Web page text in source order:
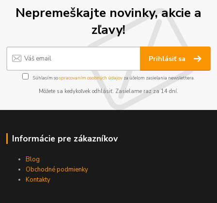
Nepremeškajte novinky, akcie a
zľavy!
Prihlásiť sa
Súhlasím sospracovaním osobných údajov za účelom zasielania newslettera.
Môžete sa kedykoľvek odhlásiť. Zasielame raz za 14 dní.
Informácie pre zákazníkov
Blog
Obchodné podmienky
Kontakty